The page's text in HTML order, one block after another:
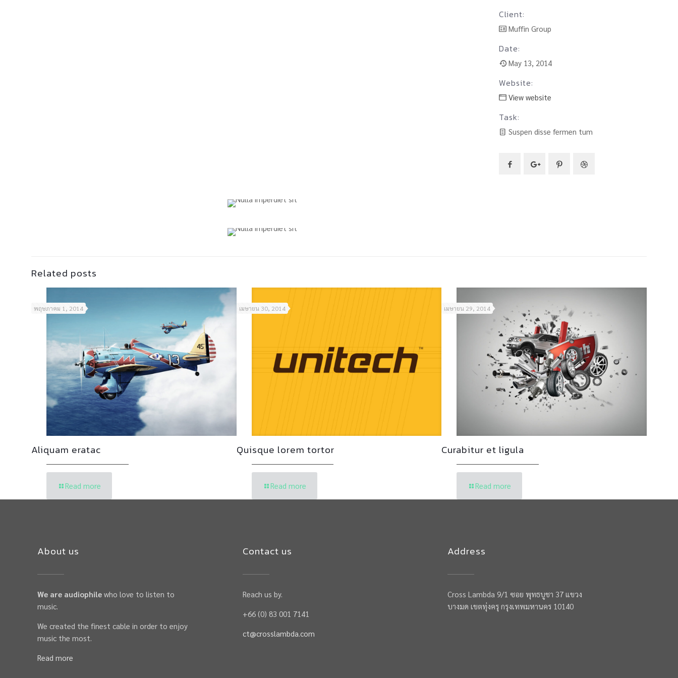
Client:
Muffin Group
Date:
May 13, 2014
Website:
View website
Task:
Suspen disse fermen tum
Related posts
พฤษภาคม 1, 2014
Aliquam eratac
Read more
เมษายน 30, 2014
Quisque lorem tortor
Read more
เมษายน 29, 2014
Curabitur et ligula
Read more
About us
We are audiophile who love to listen to
music.
We created the finest cable in order to enjoy
music the most.
Read more
Contact us
Reach us by.
+66 (0) 83 001 7141
ct@crosslambda.com
Address
Cross Lambda 9/1 ซอย พุทธบูชา 37 แขวง
บางมด เขตทุ่งครุ กรุงเทพมหานคร 10140